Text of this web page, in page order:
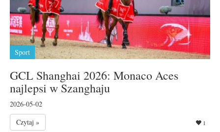
Sport
GCL Shanghai 2026: Monaco Aces
najlepsi w Szanghaju
2026-05-02
Czytaj »
1